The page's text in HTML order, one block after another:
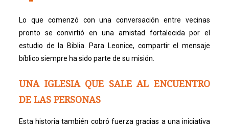
Lo que comenzó con una conversación entre vecinas
pronto se convirtió en una amistad fortalecida por el
estudio de la Biblia. Para Leonice, compartir el mensaje
bíblico siempre ha sido parte de su misión.
UNA IGLESIA QUE SALE AL ENCUENTRO
DE LAS PERSONAS
Esta historia también cobró fuerza gracias a una iniciativa